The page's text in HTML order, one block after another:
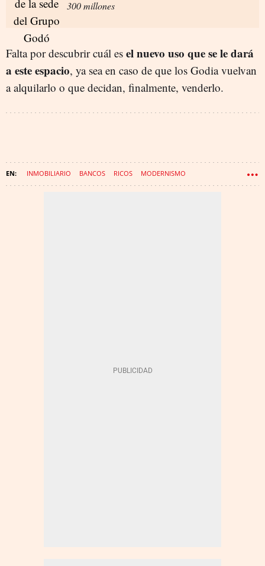
300 millones
Falta por descubrir cuál es el nuevo uso que se le dará
a este espacio, ya sea en caso de que los Godia vuelvan
a alquilarlo o que decidan, finalmente, venderlo.
INMOBILIARIO BANCOS RICOS MODERNISMO